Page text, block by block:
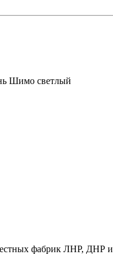
Шимо светлый
фабрик ЛНР, ДНР